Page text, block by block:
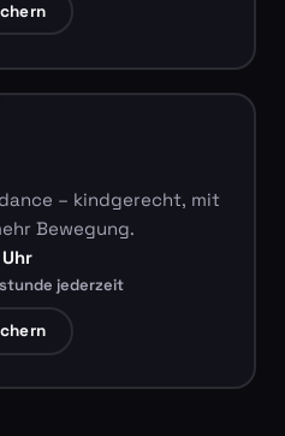
– kindgerecht, mit
Bewegung.
jederzeit